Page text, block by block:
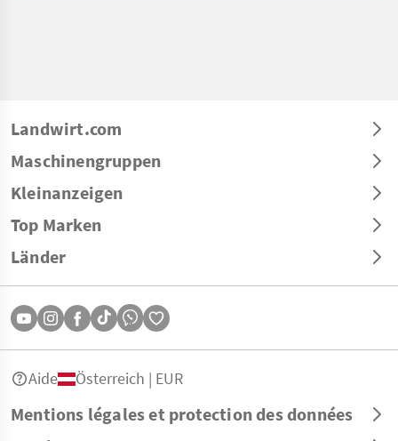
Landwirt.com
Maschinengruppen
Kleinanzeigen
Top Marken
Länder
Mentions légales et protection des données
Aide Österreich | EUR